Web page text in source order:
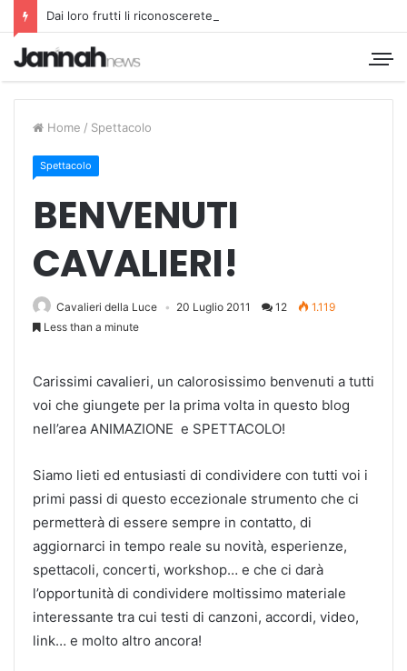
Dai loro frutti li riconoscerete
Home / Spettacolo
Spettacolo
BENVENUTI
CAVALIERI!
Cavalieri della Luce 20 Luglio 2011 12
1.119
Less than a minute
Carissimi cavalieri, un calorosissimo benvenuti a tutti
voi che giungete per la prima volta in questo blog
nell’area ANIMAZIONE e SPETTACOLO!
Siamo lieti ed entusiasti di condividere con tutti voi i
primi passi di questo eccezionale strumento che ci
permetterà di essere sempre in contatto, di
aggiornarci in tempo reale su novità, esperienze,
spettacoli, concerti, workshop… e che ci darà
l’opportunità di condividere moltissimo materiale
interessante tra cui testi di canzoni, accordi, video,
link… e molto altro ancora!